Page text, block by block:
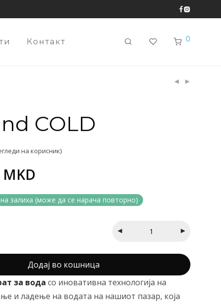
Контакт 0
COLD
на корисник)
MKD
залиха (може да се нарача повторно)
Додај во кошница
за вода со иновативна технологија на
и ладење на водата на нашиот пазар, која